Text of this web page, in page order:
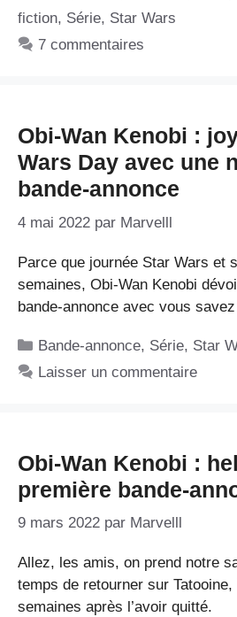
fiction, Série, Star Wars
7 commentaires
Obi-Wan Kenobi :
Wars Day avec une
bande-annonce
4 mai 2022 par Marvelll
Parce que journée Star Wars et
semaines, Obi-Wan Kenobi
bande-annonce avec vous
Catégories
Bande-annonce, Série, Star
Laisser un commentaire
Obi-Wan Kenobi :
première bande-
9 mars 2022 par Marvelll
Allez, les amis, on prend notre
temps de retourner sur Tatooine,
semaines après l’avoir quitté.